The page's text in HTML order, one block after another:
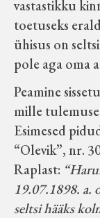
vastastikku
toetuseks
ühisus on
pole aga oma
Peamine
mille
Esimesed
“Olevik”, nr.
Raplast:
19.07.1898. a.
seltsi hääks